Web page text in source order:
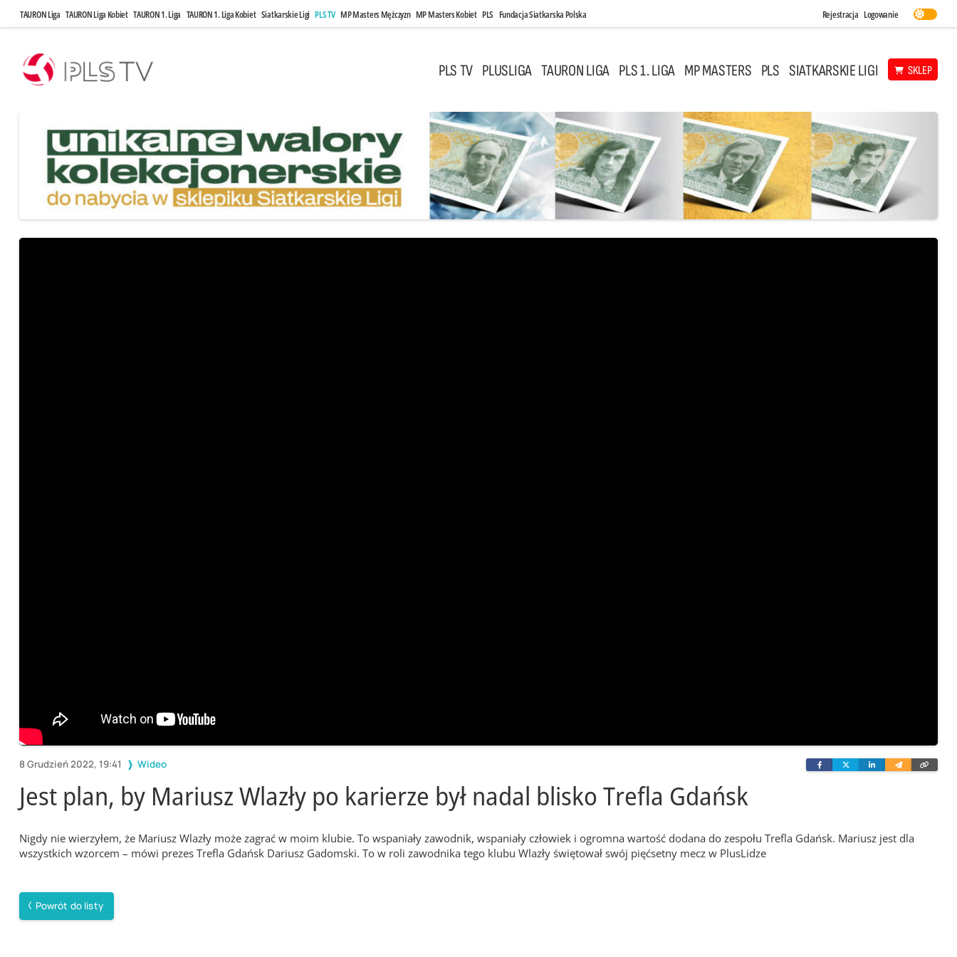
TAURON Liga TAURON Liga Kobiet TAURON 1. Liga TAURON 1. Liga Kobiet Siatkarskie Ligi PLS TV MP Masters Mężczyzn MP Masters Kobiet PLS Fundacja Siatkarska Polska Rejestracja Logowanie
PLS TV PLUSLIGA TAURON LIGA PLS 1. LIGA MP MASTERS PLS SIATKARSKIE LIGI SKLEP
8 Grudzień 2022, 19:41 Wideo FacebookTwitterLinkedinWyślij
e-
link
Jest plan, by Mariusz Wlazły po karierze był nadal blisko Trefla Gdańsk
Nigdy nie wierzyłem, że Mariusz Wlazły może zagrać w moim klubie. To wspaniały zawodnik, wspaniały człowiek i ogromna wartość dodana do zespołu Trefla Gdańsk. Mariusz jest dla
wszystkich wzorcem – mówi prezes Trefla Gdańsk Dariusz Gadomski. To w roli zawodnika tego klubu Wlazły świętował swój pięćsetny mecz w PlusLidze
Powrót do listy